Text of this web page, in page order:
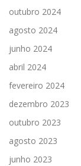
outubro 2024
agosto 2024
junho 2024
abril 2024
fevereiro 2024
dezembro 2023
outubro 2023
agosto 2023
junho 2023